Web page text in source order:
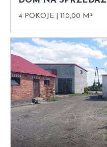
4 POKOJE 110,00 M²